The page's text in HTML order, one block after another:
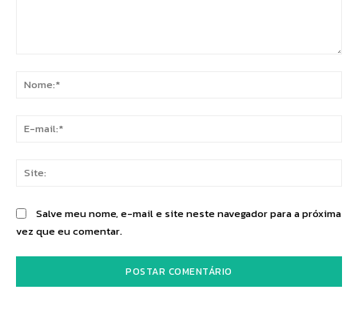
Salve meu nome, e-mail e site neste navegador para a próxima
vez que eu comentar.